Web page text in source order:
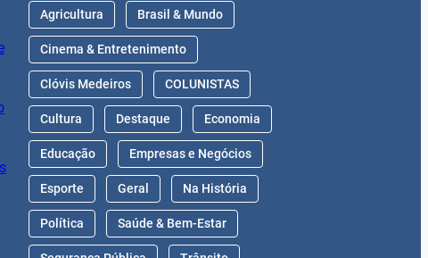
Agricultura Brasil & Mundo
Cinema & Entretenimento
Clóvis Medeiros COLUNISTAS
Cultura Destaque Economia
Educação Empresas e Negócios
Esporte Geral Na História
Política Saúde & Bem-Estar